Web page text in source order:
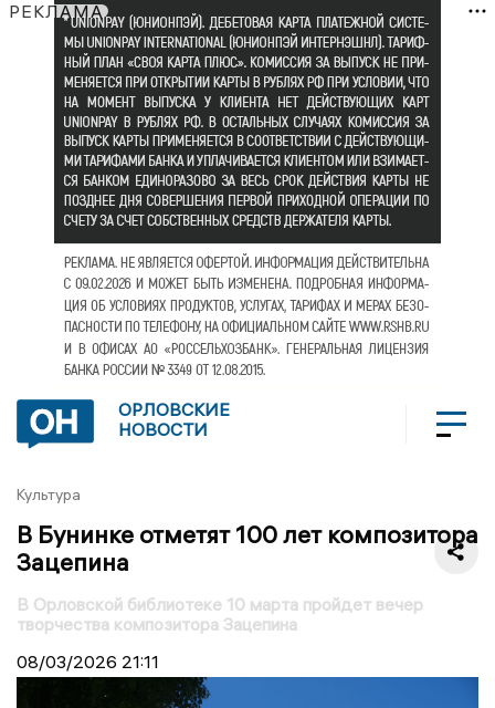
РЕКЛАМА
ОРЛОВСКИЕ
НОВОСТИ
Культура
В Бунинке отметят 100 лет композитора
Зацепина
В Орловской библиотеке 10 марта пройдет вечер
творчества композитора Зацепина
08/03/2026 21:11